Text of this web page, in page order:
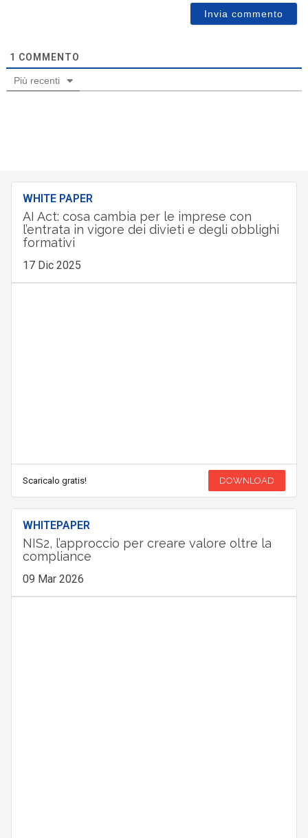
1 COMMENTO
Più recenti
WHITE PAPER
AI Act: cosa cambia per le imprese con
l’entrata in vigore dei divieti e degli obblighi
formativi
17 Dic 2025
Scaricalo gratis! DOWNLOAD
WHITEPAPER
NIS2, l’approccio per creare valore oltre la
compliance
09 Mar 2026